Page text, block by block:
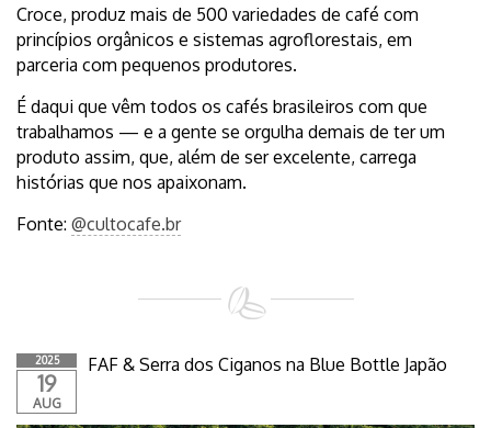
Croce, produz mais de 500 variedades de café com
princípios orgânicos e sistemas agroflorestais, em
parceria com pequenos produtores.
É daqui que vêm todos os cafés brasileiros com que
trabalhamos — e a gente se orgulha demais de ter um
produto assim, que, além de ser excelente, carrega
histórias que nos apaixonam.
Fonte: @cultocafe.br
2025
19
AUG
FAF & Serra dos Ciganos na Blue Bottle Japão